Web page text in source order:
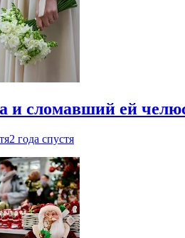
и сломавший ей
2 года спустя